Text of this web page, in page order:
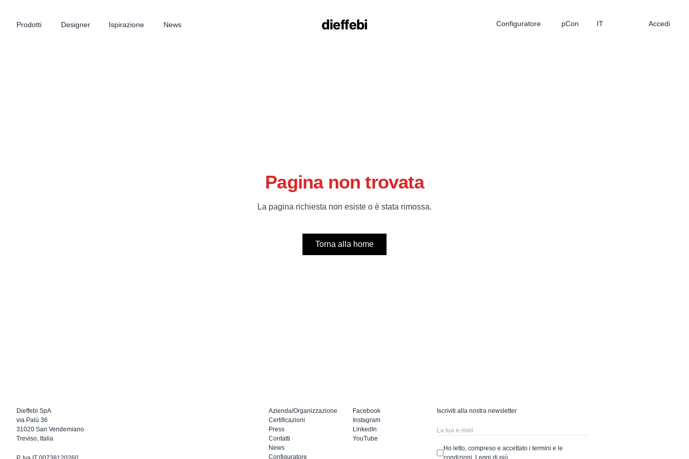
Prodotti Designer Ispirazione News Configuratore pCon IT Accedi
Pagina non trovata
La pagina richiesta non esiste o è stata rimossa.
Torna alla home
Dieffebi SpA
via Palù 36
31020 San Vendemiano
Treviso, Italia
Azienda/Organizzazione
Certificazioni
Press
Contatti
News
Configuratore
Facebook
Instagram
LinkedIn
YouTube
Iscriviti alla nostra newsletter
Ho letto, compreso e accettato i termini e le
condizioni.
Leggi di più